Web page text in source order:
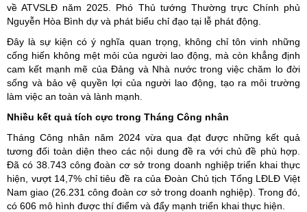
về ATVSLĐ năm 2025. Phó Thủ tướng Thường trực Chính phủ
Nguyễn Hòa Bình dự và phát biểu chỉ đạo tại lễ phát động.
Đây là sự kiện có ý nghĩa quan trọng, không chỉ tôn vinh những
cống hiến không mệt mỏi của người lao động, mà còn khẳng định
cam kết mạnh mẽ của Đảng và Nhà nước trong việc chăm lo đời
sống và bảo vệ quyền lợi của người lao động, tạo ra môi trường
làm việc an toàn và lành mạnh.
Nhiều kết quả tích cực trong Tháng Công nhân
Tháng Công nhân năm 2024 vừa qua đạt được những kết quả
tương đối toàn diện theo các nội dung đề ra với chủ đề phù hợp.
Đã có 38.743 công đoàn cơ sở trong doanh nghiệp triển khai thực
hiện, vượt 14,7% chỉ tiêu đề ra của Đoàn Chủ tịch Tổng LĐLĐ Việt
Nam giao (26.231 công đoàn cơ sở trong doanh nghiệp). Trong đó,
có 606 mô hình được thí điểm và đẩy mạnh triển khai thực hiện.